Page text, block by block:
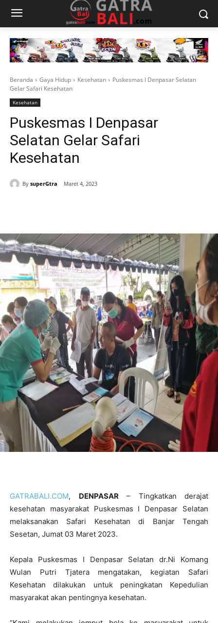
Beranda Gaya Hidup Kesehatan
Puskesmas I Denpasar Selatan
Gelar Safari Kesehatan
Kesehatan
Puskesmas I Denpasar
Selatan Gelar Safari
Kesehatan
By superGtra Maret 4, 2023
GATRABALI.COM, DENPASAR – Tingkatkan derajat
kesehatan masyarakat Puskesmas I Denpasar Selatan
melaksanakan Safari Kesehatan di Banjar Tengah
Sesetan, Jumat 03 Maret 2023.
Kepala Puskesmas I Denpasar Selatan dr.Ni Komang
Wulan Putri Tjatera mengatakan, kegiatan Safari
Kesehatan dilakukan untuk peningkatan Kepedulian
masyarakat akan pentingnya kesehatan.